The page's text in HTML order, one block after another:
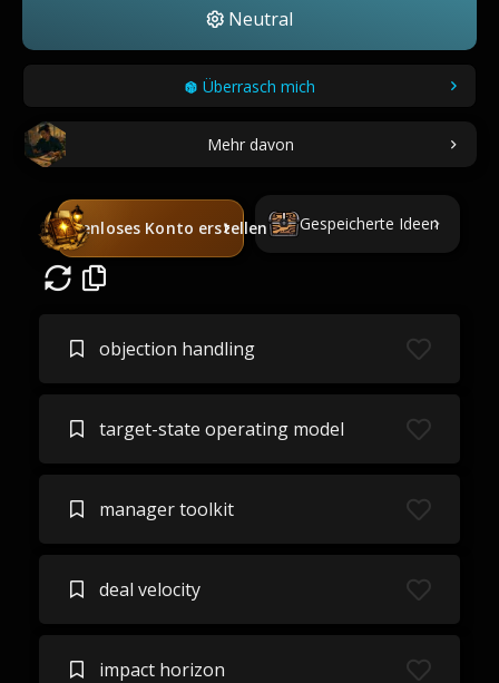
Neutral
Überrasch mich
Mehr davon
Kostenloses Konto erstellen Gespeicherte Ideen
objection handling
target-state operating model
manager toolkit
deal velocity
impact horizon